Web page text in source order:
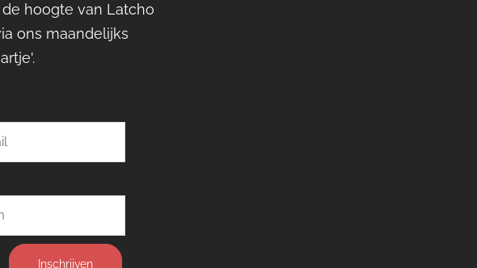
hoogte van Latcho
ons maandelijks
Inschrijven